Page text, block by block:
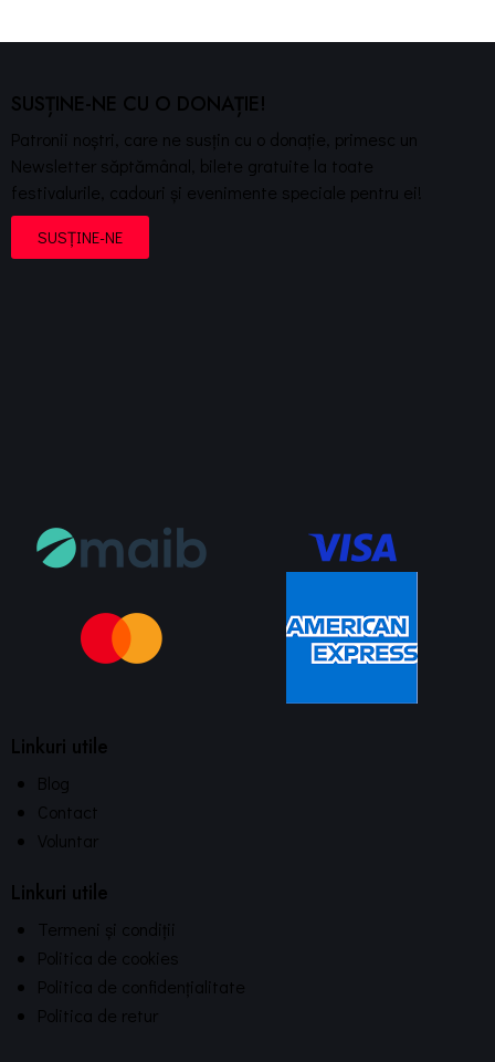
SUSȚINE-NE CU O DONAȚIE!
Patronii noștri, care ne susțin cu o donație, primesc un
Newsletter săptămânal, bilete gratuite la toate
festivalurile, cadouri și evenimente speciale pentru ei!
SUSȚINE-NE
Linkuri utile
Blog
Contact
Voluntar
Linkuri utile
Termeni și condiții
Politica de cookies
Politica de confidențialitate
Politica de retur